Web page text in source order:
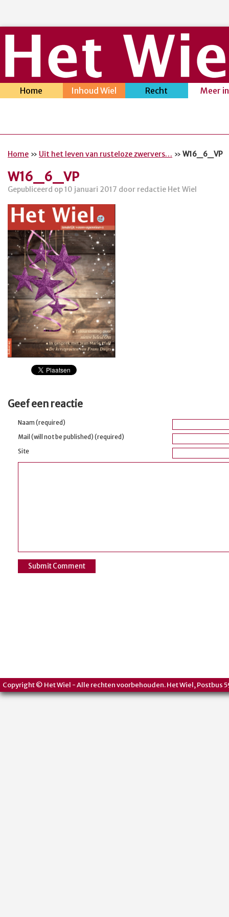
Home Inhoud Wiel Recht Meer
Home » Uit het leven van rusteloze zwervers… » W16_6_VP
W16_6_VP
Gepubliceerd op 10 januari 2017 door redactie Het Wiel
Geef een reactie
Naam (required)
Mail (will not be published) (required)
Site
Copyright © Het Wiel - Alle rechten voorbehouden. Het Wiel, Postbus